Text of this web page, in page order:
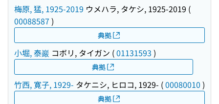
梅原, 猛, 1925-2019 ウメハラ, タケシ, 1925-2019 (
00088587 )
典拠
小堀, 泰巖 コボリ, タイガン (01131593 )
典拠
竹西, 寛子, 1929- タケニシ, ヒロコ, 1929- (00080010 )
典拠